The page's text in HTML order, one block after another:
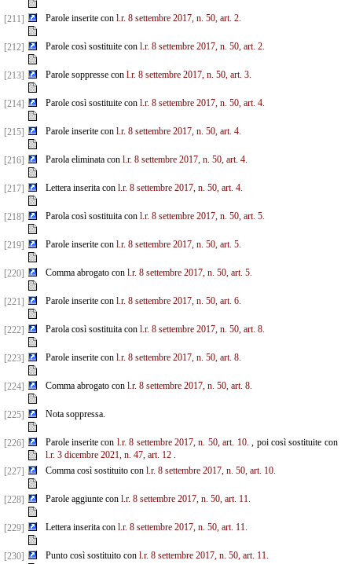
[211] Parole inserite con l.r. 8 settembre 2017, n. 50, art. 2.
[212] Parole così sostituite con l.r. 8 settembre 2017, n. 50, art. 2.
[213] Parole soppresse con l.r. 8 settembre 2017, n. 50, art. 3.
[214] Parole così sostituite con l.r. 8 settembre 2017, n. 50, art. 4.
[215] Parole inserite con l.r. 8 settembre 2017, n. 50, art. 4.
[216] Parola eliminata con l.r. 8 settembre 2017, n. 50, art. 4.
[217] Lettera inserita con l.r. 8 settembre 2017, n. 50, art. 4.
[218] Parola così sostituita con l.r. 8 settembre 2017, n. 50, art. 5.
[219] Parole inserite con l.r. 8 settembre 2017, n. 50, art. 5.
[220] Comma abrogato con l.r. 8 settembre 2017, n. 50, art. 5.
[221] Parole inserite con l.r. 8 settembre 2017, n. 50, art. 6.
[222] Parola così sostituita con l.r. 8 settembre 2017, n. 50, art. 8.
[223] Parole inserite con l.r. 8 settembre 2017, n. 50, art. 8.
[224] Comma abrogato con l.r. 8 settembre 2017, n. 50, art. 8.
[225] Nota soppressa.
[226] Parole inserite con l.r. 8 settembre 2017, n. 50, art. 10. , poi così sostituite con
l.r. 3 dicembre 2021, n. 47, art. 12.
[227]
Comma così sostituito con l.r. 8 settembre 2017, n. 50, art. 10.
[228] Parole aggiunte con l.r. 8 settembre 2017, n. 50, art. 11.
[229] Lettera inserita con l.r. 8 settembre 2017, n. 50, art. 11.
[230] Punto così sostituito con l.r. 8 settembre 2017, n. 50, art. 11.